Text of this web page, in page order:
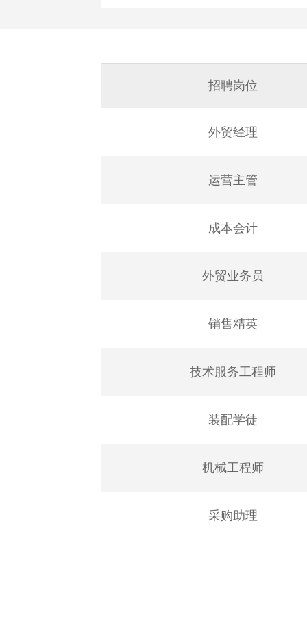
招聘岗位
外贸经理
运营主管
成本会计
外贸业务员
销售精英
技术服务工程师
装配学徒
机械工程师
采购助理